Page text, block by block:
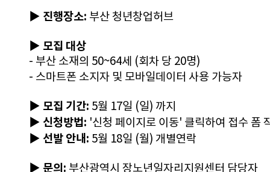
▶ 진행장소: 부산 청년창업허브​
▶ 모집 대상
- 부산 소재의 50~64세 (회차 당 20명)
- 스마트폰 소지자 및 모바일데이터 사용 가능자
▶ 모집 기간: 5월 17일 (일) 까지
▶ 신청방법: '신청 페이지로 이동' 클릭하여 접수 폼
▶ 선발 안내: 5월 18일 (월) 개별연락
▶ 문의: 부산광역시 장노년일자리지원센터 담당자